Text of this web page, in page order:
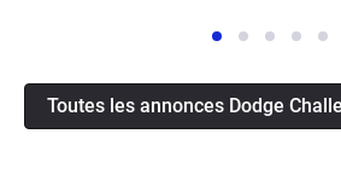
Toutes les annonces Dodge